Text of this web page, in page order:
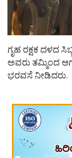
ಗೃಹ ರಕ್ಷಕ ದಳದ
ಅವರು ತಮ್ಮಿಂದ
ಭರವಸೆ ನೀಡಿದರು.